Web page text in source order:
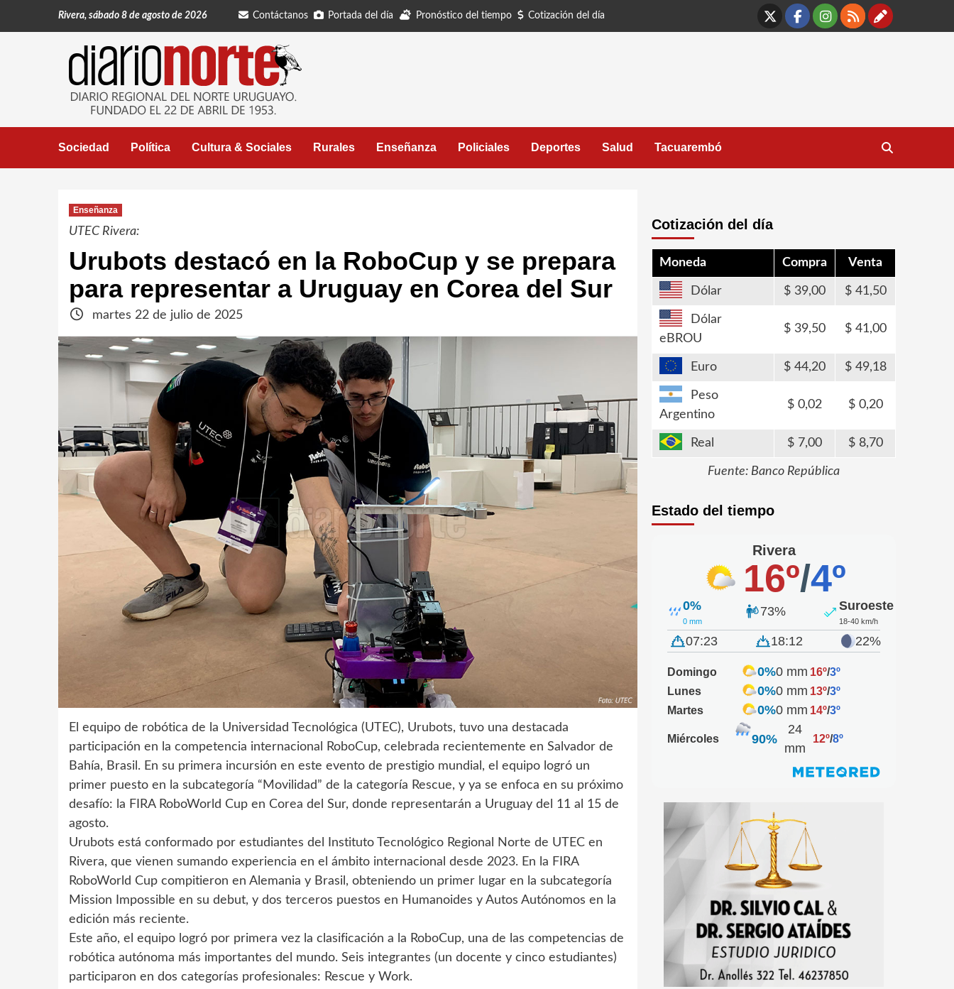
Rivera, sábado 8 de agosto de 2026 Contáctanos Portada del día Pronóstico del tiempo Cotización del día
X Facebook
Instagram
RSS
Sociedad Política Cultura & Sociales Rurales Enseñanza Policiales Deportes Salud Tacuarembó
Enseñanza
UTEC Rivera:
Urubots destacó en la RoboCup y se prepara
para representar a Uruguay en Corea del Sur
martes 22 de julio de 2025
El equipo de robótica de la Universidad Tecnológica (UTEC), Urubots, tuvo una destacada
participación en la competencia internacional RoboCup, celebrada recientemente en Salvador de
Bahía, Brasil. En su primera incursión en este evento de prestigio mundial, el equipo logró un
primer puesto en la subcategoría “Movilidad” de la categoría Rescue, y ya se enfoca en su próximo
desafío: la FIRA RoboWorld Cup en Corea del Sur, donde representarán a Uruguay del 11 al 15 de
agosto.
Urubots está conformado por estudiantes del Instituto Tecnológico Regional Norte de UTEC en
Rivera, que vienen sumando experiencia en el ámbito internacional desde 2023. En la FIRA
RoboWorld Cup compitieron en Alemania y Brasil, obteniendo un primer lugar en la subcategoría
Mission Impossible en su debut, y dos terceros puestos en Humanoides y Autos Autónomos en la
edición más reciente.
Este año, el equipo logró por primera vez la clasificación a la RoboCup, una de las competencias de
robótica autónoma más importantes del mundo. Seis integrantes (un docente y cinco estudiantes)
participaron en dos categorías profesionales: Rescue y Work.
Cotización del día
Moneda Compra Venta
Dólar 39,00 41,50
Dólar
eBROU
39,50 41,00
Euro 44,20 49,18
Peso
Argentino
0,02 0,20
Real 7,00 8,70
Fuente: Banco República
Estado del tiempo
Rivera
16º/4º
0%
0 mm
73% Suroeste
18-40 km/h
07:23 18:12 22%
Domingo 0%0 mm 16º/3º
Lunes
0%0 mm 13º/3º
Martes
0%0 mm 14º/3º
Miércoles 90%
24
mm
12º/8º